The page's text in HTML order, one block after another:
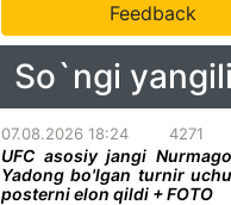
Feedback
So`ngi
07.08.2026 18:24 4271
UFC asosiy jangi
Yadong bo'lgan turnir
posterni elon qildi + FOTO